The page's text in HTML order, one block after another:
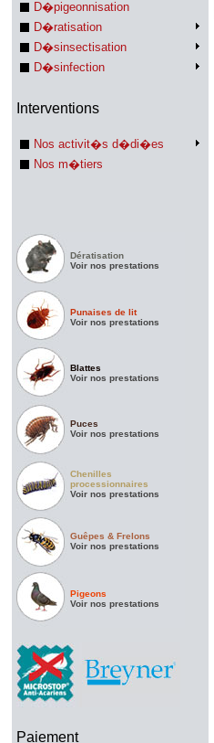
D�pigeonnisation
D�ratisation
D�sinsectisation
D�sinfection
Interventions
Nos activit�s d�di�es
Nos m�tiers
Dératisation
Voir nos prestations
Punaises de lit
Voir nos prestations
Blattes
Voir nos prestations
Puces
Voir nos prestations
Chenilles
processionnaires
Voir nos prestations
Guêpes & Frelons
Voir nos prestations
Pigeons
Voir nos prestations
Paiement